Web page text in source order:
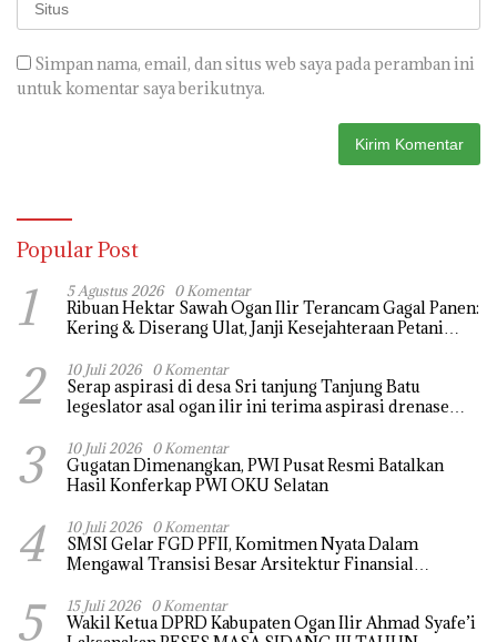
Simpan nama, email, dan situs web saya pada peramban ini
untuk komentar saya berikutnya.
Popular Post
1 5 Agustus 2026 0 Komentar
Ribuan Hektar Sawah Ogan Ilir Terancam Gagal Panen:
Kering & Diserang Ulat, Janji Kesejahteraan Petani
2 10 Juli 2026 0 Komentar
Serap aspirasi di desa Sri tanjung Tanjung Batu
legeslator asal ogan ilir ini terima aspirasi drenase
hujan
3 10 Juli 2026 0 Komentar
Gugatan Dimenangkan, PWI Pusat Resmi Batalkan
Hasil Konferkap PWI OKU Selatan
4 10 Juli 2026 0 Komentar
SMSI Gelar FGD PFII, Komitmen Nyata Dalam
Mengawal Transisi Besar Arsitektur Finansial
5 15 Juli 2026 0 Komentar
Wakil Ketua DPRD Kabupaten Ogan Ilir Ahmad Syafe’i